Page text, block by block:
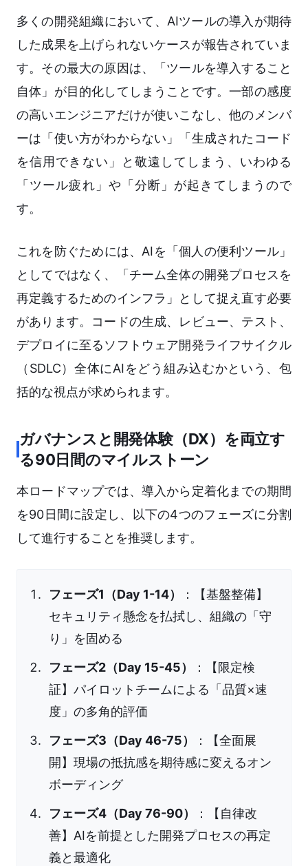
多くの開発組織において、AIツールの導入が期待
した成果を上げられないケースが報告されていま
す。その最大の原因は、「ツールを導入すること
自体」が目的化してしまうことです。一部の感度
の高いエンジニアだけが使いこなし、他のメンバ
ーは「使い方がわからない」「生成されたコード
を信用できない」と敬遠してしまう、いわゆる
「ツール疲れ」や「分断」が起きてしまうので
す。
これを防ぐためには、AIを「個人の便利ツール」
としてではなく、「チーム全体の開発プロセスを
再定義するためのインフラ」として捉え直す必要
があります。コードの生成、レビュー、テスト、
デプロイに至るソフトウェア開発ライフサイクル
（SDLC）全体にAIをどう組み込むかという、包
括的な視点が求められます。
ガバナンスと開発体験（DX）を両立す
る90日間のマイルストーン
本ロードマップでは、導入から定着化までの期間
を90日間に設定し、以下の4つのフェーズに分割
して進行することを推奨します。
フェーズ1（Day 1-14）
：【基盤整備】
セキュリティ懸念を払拭し、組織の「守
り」を固める
フェーズ2（Day 15-45）
：【限定検
証】パイロットチームによる「品質×速
度」の多角的評価
フェーズ3（Day 46-75）
：【全面展
開】現場の抵抗感を期待感に変えるオン
ボーディング
フェーズ4（Day 76-90）
：【自律改
善】AIを前提とした開発プロセスの再定
義と最適化